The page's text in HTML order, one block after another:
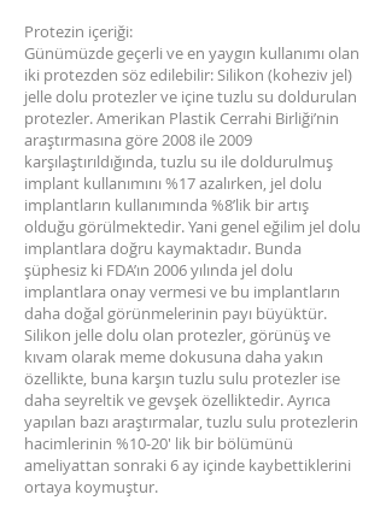
Protezin içeriği:
Günümüzde geçerli ve en yaygın kullanımı olan
iki protezden söz edilebilir: Silikon (koheziv jel)
jelle dolu protezler ve içine tuzlu su doldurulan
protezler. Amerikan Plastik Cerrahi Birliği’nin
araştırmasına göre 2008 ile 2009
karşılaştırıldığında, tuzlu su ile doldurulmuş
implant kullanımını %17 azalırken, jel dolu
implantların kullanımında %8’lik bir artış
olduğu görülmektedir. Yani genel eğilim jel dolu
implantlara doğru kaymaktadır. Bunda
şüphesiz ki FDA’ın 2006 yılında jel dolu
implantlara onay vermesi ve bu implantların
daha doğal görünmelerinin payı büyüktür.
Silikon jelle dolu olan protezler, görünüş ve
kıvam olarak meme dokusuna daha yakın
özellikte, buna karşın tuzlu sulu protezler ise
daha seyreltik ve gevşek özelliktedir. Ayrıca
yapılan bazı araştırmalar, tuzlu sulu protezlerin
hacimlerinin %10-20' lik bir bölümünü
ameliyattan sonraki 6 ay içinde kaybettiklerini
ortaya koymuştur.